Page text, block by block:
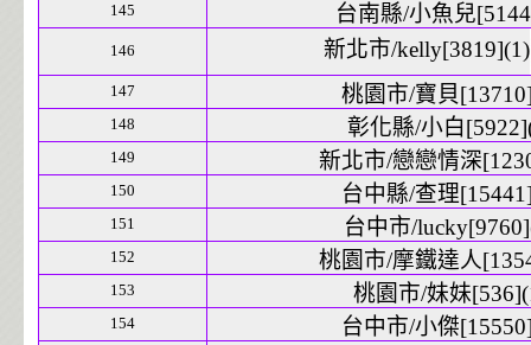
145 台南縣/小魚兒
146 新北市/kelly[3819](1)
147 桃園市/寶貝
148 彰化縣/小白
149 新北市/戀戀情深
150 台中縣/查理
151 台中市/
152 桃園市/摩鐵達人
153 桃園市/妹妹
154 台中市/小傑